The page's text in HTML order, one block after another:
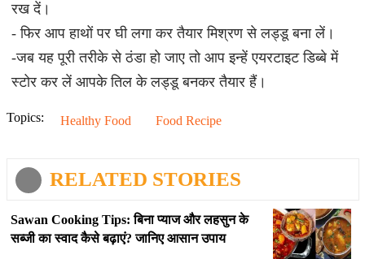
रख दें।
- फिर आप हाथों पर घी लगा कर तैयार मिश्रण से लड्डू बना लें।
-जब यह पूरी तरीके से ठंडा हो जाए तो आप इन्हें एयरटाइट डिब्बे में
स्टोर कर लें आपके तिल के लड्डू बनकर तैयार हैं।
Topics: Healthy Food Food Recipe
RELATED STORIES
Sawan Cooking Tips: बिना प्याज और लहसुन के
सब्जी का स्वाद कैसे बढ़ाएं? जानिए आसान उपाय